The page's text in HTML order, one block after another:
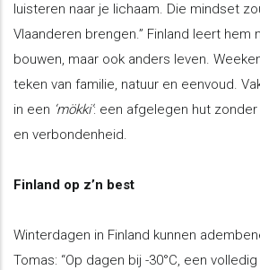
luisteren naar je lichaam. Die mindset
Vlaanderen brengen.” Finland leert hem
bouwen, maar ook anders leven.
teken van familie, natuur en eenvoud.
in een ‘mökki’: een afgelegen hut
en verbondenheid.
Finland op z’n best
Winterdagen in Finland kunnen
Tomas: “Op dagen bij -30°C, een